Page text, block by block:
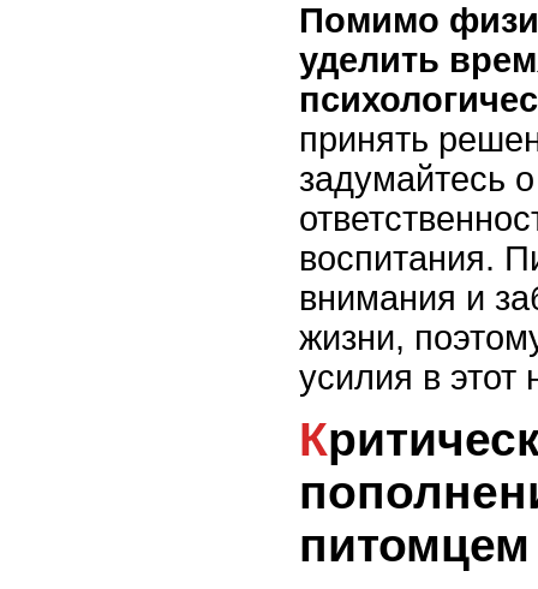
Помимо
уделить
принять
задумайтесь
воспитания.
внимания и
жизни,
усилия в
Критические шаги перед
питомцем